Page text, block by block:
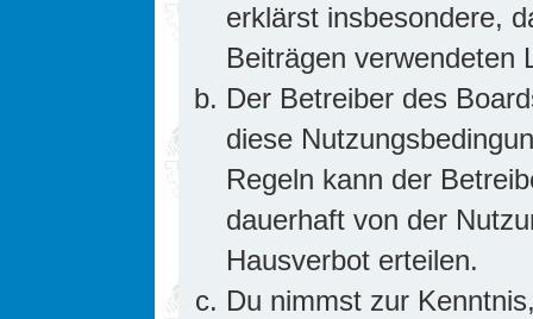
erklärst insbesondere,
Beiträgen verwendeten
Der Betreiber des
diese
Regeln kann der
dauerhaft von der
Hausverbot erteilen.
Du nimmst zur